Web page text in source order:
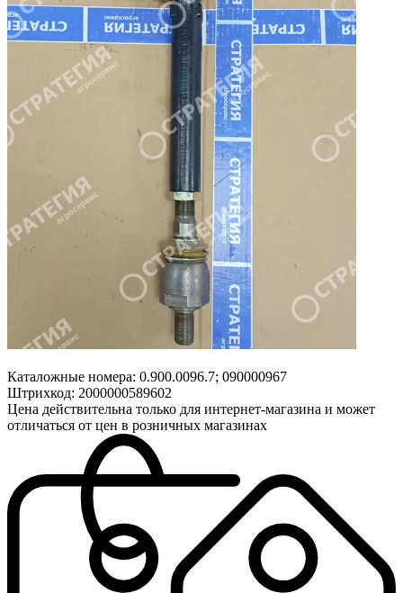
Каталожные номера: 0.900.0096.7; 090000967
Штрихкод: 2000000589602
Цена действительна только для интернет-магазина и может
отличаться от цен в розничных магазинах